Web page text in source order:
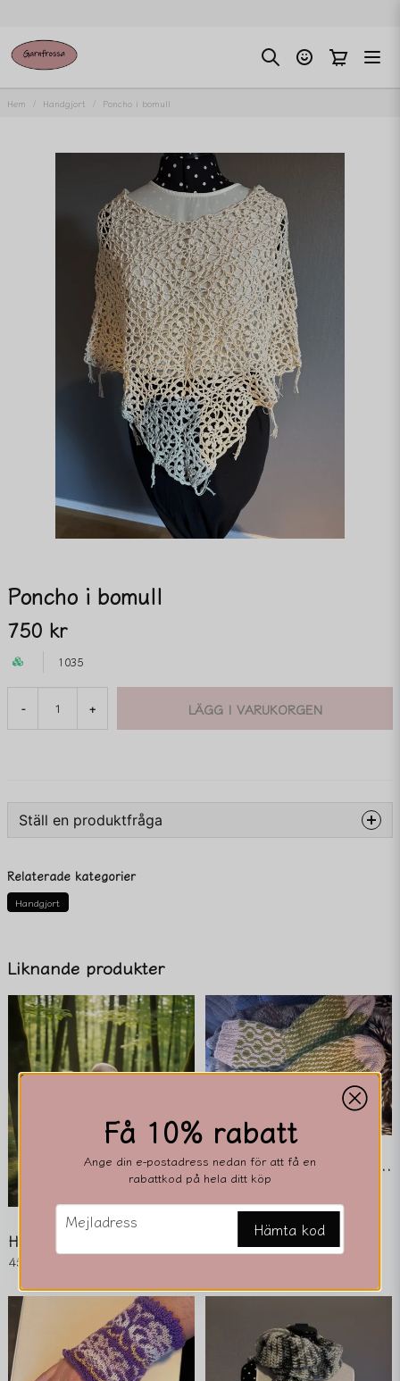
Hem Handgjort Poncho i bomull
Poncho i bomull
750 kr
1035
- + LÄGG I VARUKORGEN
Liknande produkter
450 kr
Mönstrade Ull/Nylon-Sockor
350 kr
Ställ en produktfråga
Fråga oss något om denna produkten...
Namn
email
Mejladress
Ja, ni får publicera min fråga
Relaterade kategorier
Handgjort
Få 10% rabatt
Ange din e-postadress nedan för att få en
rabattkod på hela ditt köp
email
Mejladress Hämta kod